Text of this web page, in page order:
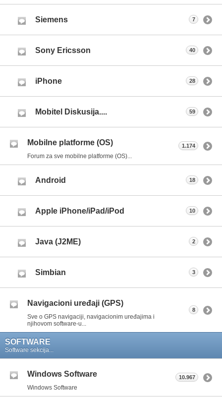
Siemens 7
Sony Ericsson 40
iPhone 28
Mobitel Diskusija.... 59
Mobilne platforme (OS)
Forum za sve mobilne platforme (OS)...
1.174
Android 18
Apple iPhone/iPad/iPod 10
Java (J2ME) 2
Simbian 3
Navigacioni uređaji (GPS)
Sve o GPS navigaciji, navigacionim uređajima i
njihovom software-u...
8
SOFTWARE
Software sekcija...
Windows Software
Windows Software
10.967